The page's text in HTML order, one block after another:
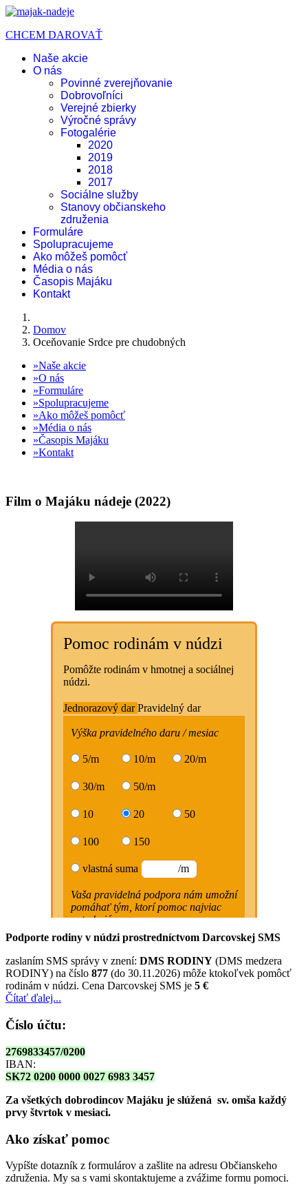
CHCEM DAROVAŤ
Naše akcie
O nás
Povinné zverejňovanie
Dobrovoľníci
Verejné zbierky
Výročné správy
Fotogalérie
2020
2019
2018
2017
Sociálne služby
Stanovy občianskeho
združenia
Formuláre
Spolupracujeme
Ako môžeš pomôcť
Média o nás
Časopis Majáku
Kontakt
Domov
Oceňovanie Srdce pre chudobných
Naše akcie
O nás
Formuláre
Spolupracujeme
Ako môžeš pomôcť
Média o nás
Časopis Majáku
Kontakt
Film o Majáku nádeje (2022)
Podporte rodiny v núdzi prostredníctvom Darcovskej SMS
zaslaním SMS správy v znení: DMS RODINY (DMS medzera
RODINY) na číslo 877 (do 30.11.2026) môže ktokoľvek pomôcť
rodinám v núdzi. Cena Darcovskej SMS je 5 €
Čítať ďalej...
Číslo účtu:
2769833457/0200
IBAN:
SK72 0200 0000 0027 6983 3457
Za všetkých dobrodincov Majáku je slúžená sv. omša každý
prvy štvrtok v mesiaci.
Ako získať pomoc
Vypíšte dotazník z formulárov a zašlite na adresu Občianskeho
združenia. My sa s vami skontaktujeme a zvážime formu pomoci.